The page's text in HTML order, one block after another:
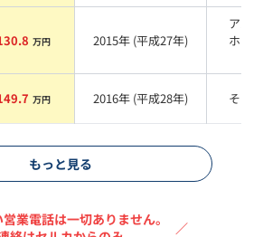
万円 2015年 (平成27年)
アル
ホワ
万円 2016年 (平成28年) その他
もっと見る
営業電話は一切ありません。
／